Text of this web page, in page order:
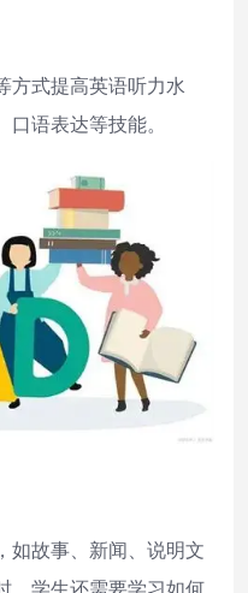
方式提高英语听力水
语表达等技能。
如故事、新闻、说明文